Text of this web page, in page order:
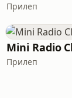
Прилеп
Mini Radio
Прилеп